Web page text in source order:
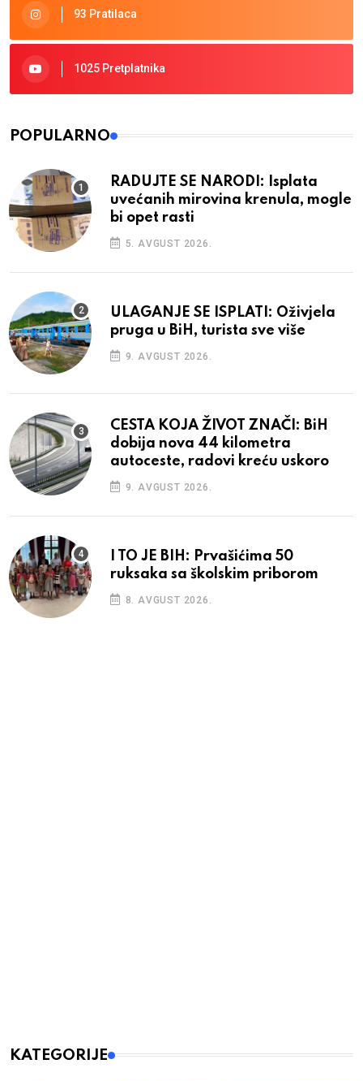
93 Pratilaca
1025 Pretplatnika
POPULARNO
RADUJTE SE NARODI: Isplata
uvećanih mirovina krenula, mogle
bi opet rasti
5. AVGUST 2026.
ULAGANJE SE ISPLATI: Oživjela
pruga u BiH, turista sve više
9. AVGUST 2026.
CESTA KOJA ŽIVOT ZNAČI: BiH
dobija nova 44 kilometra
autoceste, radovi kreću uskoro
9. AVGUST 2026.
I TO JE BIH: Prvašićima 50
ruksaka sa školskim priborom
8. AVGUST 2026.
KATEGORIJE